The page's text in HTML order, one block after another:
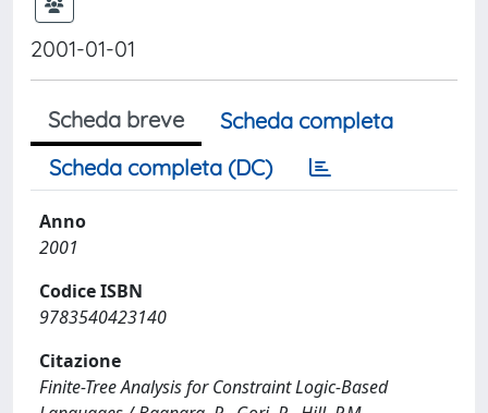
2001-01-01
Scheda breve
Scheda completa
Scheda completa (DC)
Anno
2001
Codice ISBN
9783540423140
Citazione
Finite-Tree Analysis for Constraint Logic-Based